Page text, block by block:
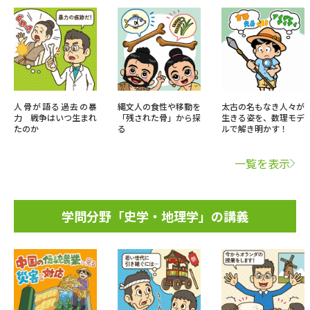
人骨が語る過去の暴
力 戦争はいつ生まれ
たのか
縄文人の食性や移動を
「残された骨」から探
る
太古の名もなき人々が
生きる姿を、数理モデ
ルで解き明かす！
一覧を表示
学問分野「史学・地理学」の講義